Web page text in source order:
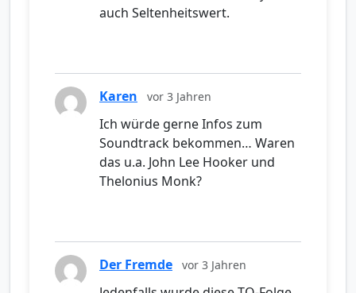
auch Seltenheitswert.
Karen vor 3 Jahren
Ich würde gerne Infos zum
Soundtrack bekommen… Waren
das u.a. John Lee Hooker und
Thelonius Monk?
Der Fremde vor 3 Jahren